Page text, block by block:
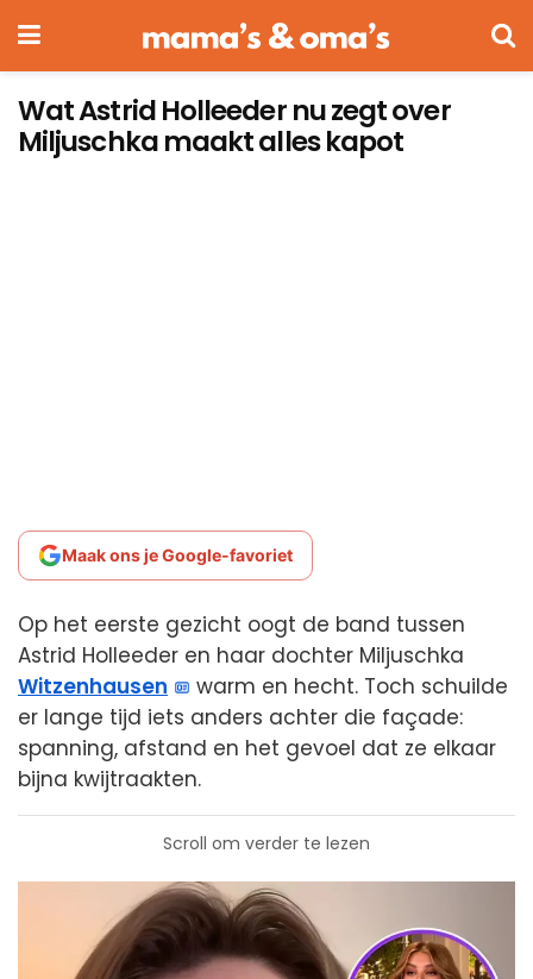
Wat Astrid Holleeder nu zegt over
Miljuschka maakt alles kapot
Maak ons je Google-favoriet
Op het eerste gezicht oogt de band tussen
Astrid Holleeder en haar dochter Miljuschka
Witzenhausen
warm en hecht. Toch schuilde
er lange tijd iets anders achter die façade:
spanning, afstand en het gevoel dat ze elkaar
bijna kwijtraakten.
Scroll om verder te lezen